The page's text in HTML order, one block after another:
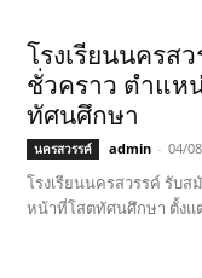
โรงเรียนนครส
ชั่วคราว ตำแห
ทัศนศึกษา
นครสวรรค์ admin - 04/
โรงเรียนนครสวรรค์ รับส
หน้าที่โสตทัศนศึกษา ตั้งแ